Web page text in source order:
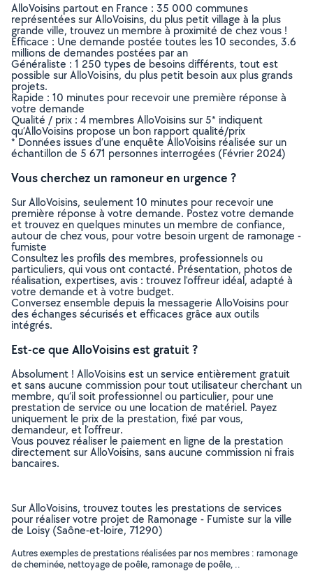
AlloVoisins partout en France : 35 000 communes
représentées sur AlloVoisins, du plus petit village à la plus
grande ville, trouvez un membre à proximité de chez vous !
Efficace : Une demande postée toutes les 10 secondes, 3.6
millions de demandes postées par an
Généraliste : 1 250 types de besoins différents, tout est
possible sur AlloVoisins, du plus petit besoin aux plus grands
projets.
Rapide : 10 minutes pour recevoir une première réponse à
votre demande
Qualité / prix : 4 membres AlloVoisins sur 5* indiquent
qu’AlloVoisins propose un bon rapport qualité/prix
* Données issues d’une enquête AlloVoisins réalisée sur un
échantillon de 5 671 personnes interrogées (Février 2024)
Vous cherchez un ramoneur en urgence ?
Sur AlloVoisins, seulement 10 minutes pour recevoir une
première réponse à votre demande. Postez votre demande
et trouvez en quelques minutes un membre de confiance,
autour de chez vous, pour votre besoin urgent de ramonage -
fumiste
Consultez les profils des membres, professionnels ou
particuliers, qui vous ont contacté. Présentation, photos de
réalisation, expertises, avis : trouvez l'offreur idéal, adapté à
votre demande et à votre budget.
Conversez ensemble depuis la messagerie AlloVoisins pour
des échanges sécurisés et efficaces grâce aux outils
intégrés.
Est-ce que AlloVoisins est gratuit ?
Absolument ! AlloVoisins est un service entièrement gratuit
et sans aucune commission pour tout utilisateur cherchant un
membre, qu’il soit professionnel ou particulier, pour une
prestation de service ou une location de matériel. Payez
uniquement le prix de la prestation, fixé par vous,
demandeur, et l’offreur.
Vous pouvez réaliser le paiement en ligne de la prestation
directement sur AlloVoisins, sans aucune commission ni frais
bancaires.
Sur AlloVoisins, trouvez toutes les prestations de services
pour réaliser votre projet de Ramonage - Fumiste sur la ville
de Loisy (Saône-et-loire, 71290)
Autres exemples de prestations réalisées par nos membres : ramonage
de cheminée, nettoyage de poêle, ramonage de poêle, ..